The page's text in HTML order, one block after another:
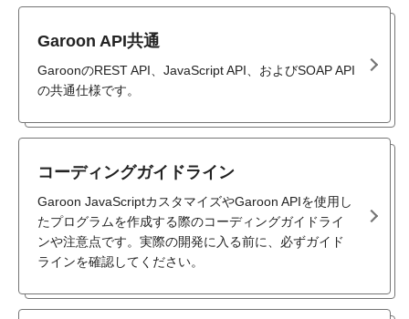
Garoon API共通
GaroonのREST API、JavaScript API、およびSOAP API
の共通仕様です。
コーディングガイドライン
Garoon JavaScriptカスタマイズやGaroon APIを使用し
たプログラムを作成する際のコーディングガイドライ
ンや注意点です。実際の開発に入る前に、必ずガイド
ラインを確認してください。